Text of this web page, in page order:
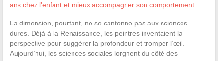
ans chez l'enfant et mieux accompagner son comportement
La dimension, pourtant, ne se cantonne pas aux sciences
dures. Déjà à la Renaissance, les peintres inventaient la
perspective pour suggérer la profondeur et tromper l’œil.
Aujourd’hui, les sciences sociales lorgnent du côté des